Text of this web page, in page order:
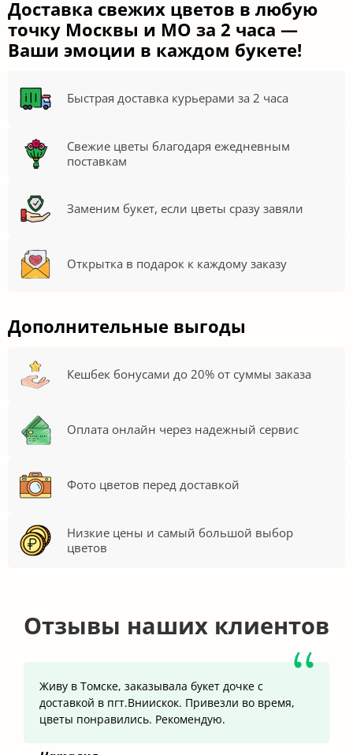
Доставка свежих цветов в любую
точку Москвы и МО за 2 часа —
Ваши эмоции в каждом букете!
Быстрая доставка курьерами за 2 часа
Свежие цветы благодаря ежедневным
поставкам
Заменим букет, если цветы сразу завяли
Открытка в подарок к каждому заказу
Дополнительные выгоды
Кешбек бонусами до 20% от суммы заказа
Оплата онлайн через надежный сервис
Фото цветов перед доставкой
Низкие цены и самый большой выбор
цветов
Отзывы наших клиентов
Живу в Томске, заказывала букет дочке с
доставкой в пгт.Вниискок. Привезли во время,
цветы понравились. Рекомендую.